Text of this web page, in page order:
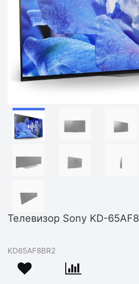
Телевизор Sony KD-65AF8
KD65AF8BR2